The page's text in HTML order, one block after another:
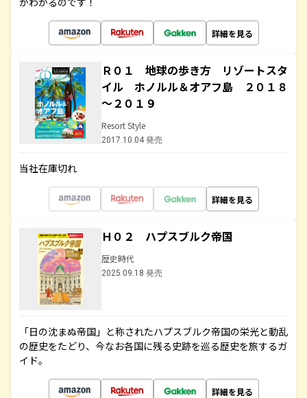
詳細を見る
Ｒ０１ 地球の歩き方 リゾートスタ
イル ホノルル＆オアフ島 ２０１８
～２０１９
Resort Style
2017.10.04 発売
当社在庫切れ
詳細を見る
Ｈ０２ ハプスブルク帝国
歴史時代
2025.09.18 発売
「日の沈まぬ帝国」と称されたハプスブルク帝国の栄光と動乱
の歴史をたどり、今なお各国に残る史跡を巡る歴史を旅するガ
イド。
詳細を見る